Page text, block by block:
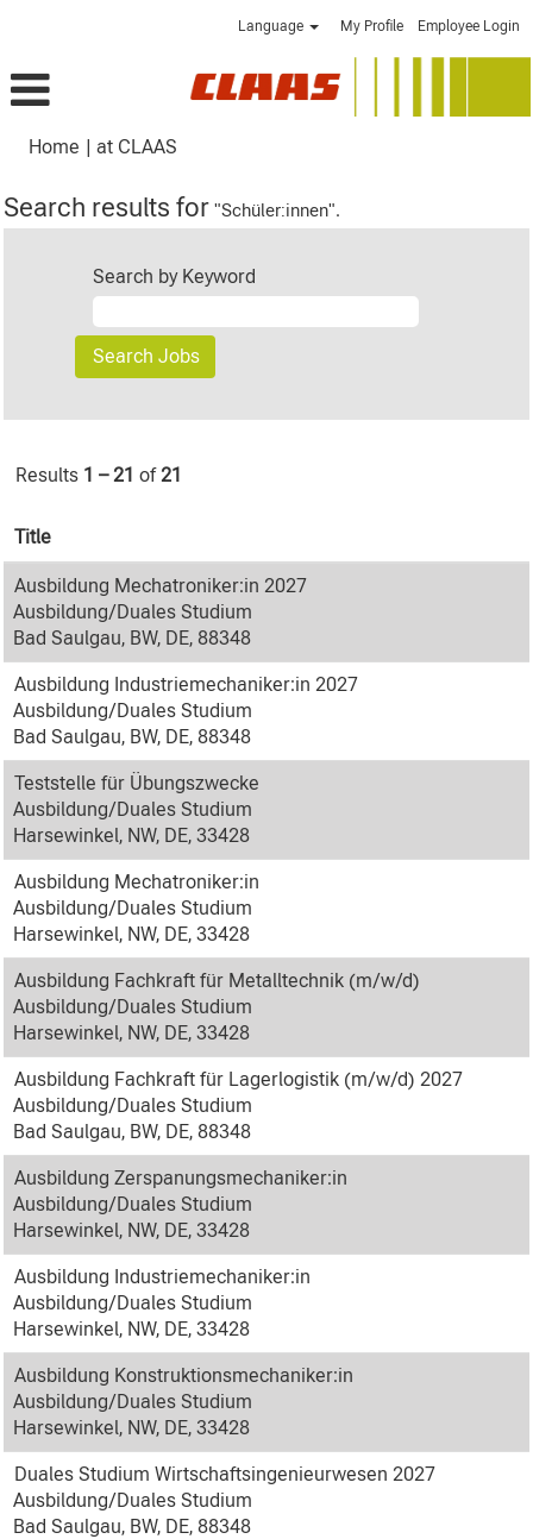
Language My Profile Employee Login
Home | at CLAAS
Search results for "Schüler:innen".
Search by Keyword
Results 1 – 21 of21
Title
Ausbildung Mechatroniker:in 2027
Ausbildung/Duales Studium
Bad Saulgau, BW, DE, 88348
Ausbildung Industriemechaniker:in 2027
Ausbildung/Duales Studium
Bad Saulgau, BW, DE, 88348
Teststelle für Übungszwecke
Ausbildung/Duales Studium
Harsewinkel, NW, DE, 33428
Ausbildung Mechatroniker:in
Ausbildung/Duales Studium
Harsewinkel, NW, DE, 33428
Ausbildung Fachkraft für Metalltechnik (m/w/d)
Ausbildung/Duales Studium
Harsewinkel, NW, DE, 33428
Ausbildung Fachkraft für Lagerlogistik (m/w/d) 2027
Ausbildung/Duales Studium
Bad Saulgau, BW, DE, 88348
Ausbildung Zerspanungsmechaniker:in
Ausbildung/Duales Studium
Harsewinkel, NW, DE, 33428
Ausbildung Industriemechaniker:in
Ausbildung/Duales Studium
Harsewinkel, NW, DE, 33428
Ausbildung Konstruktionsmechaniker:in
Ausbildung/Duales Studium
Harsewinkel, NW, DE, 33428
Duales Studium Wirtschaftsingenieurwesen 2027
Ausbildung/Duales Studium
Bad Saulgau, BW, DE, 88348